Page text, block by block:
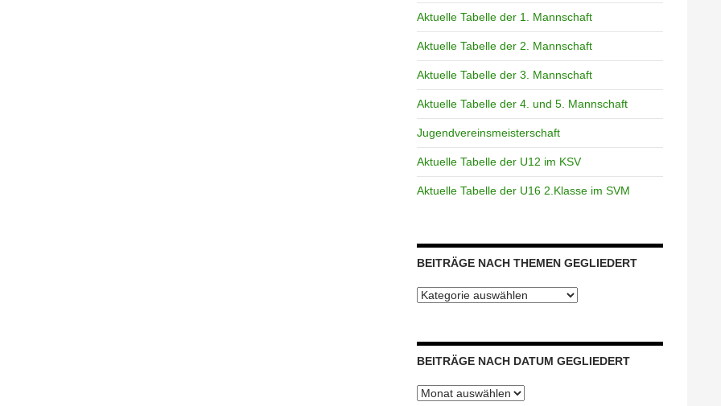
Aktuelle Tabelle der 1. Mannschaft
Aktuelle Tabelle der 2. Mannschaft
Aktuelle Tabelle der 3. Mannschaft
Aktuelle Tabelle der 4. und 5. Mannschaft
Jugendvereinsmeisterschaft
Aktuelle Tabelle der U12 im KSV
Aktuelle Tabelle der U16 2.Klasse im SVM
BEITRÄGE NACH THEMEN GEGLIEDERT
Beiträge
BEITRÄGE NACH DATUM GEGLIEDERT
Beiträge